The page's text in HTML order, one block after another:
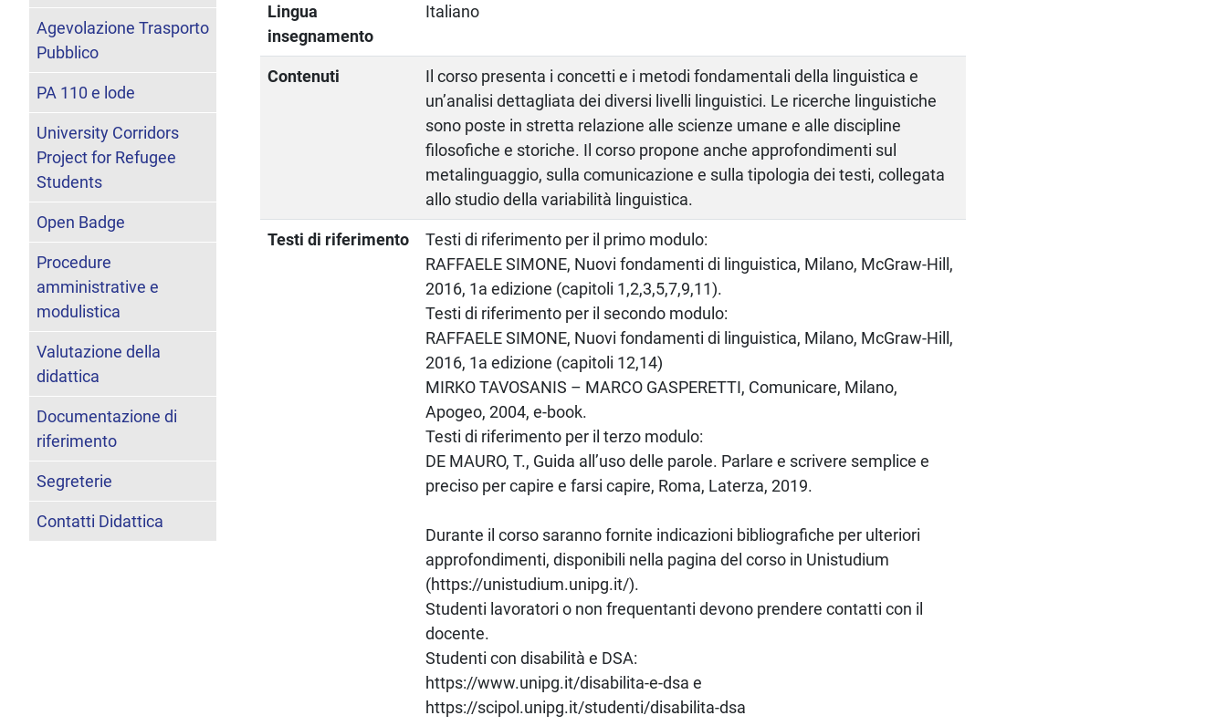
Lingua
insegnamento
Italiano
Contenuti
Il corso presenta i concetti e i metodi fondamentali della linguistica e
un’analisi dettagliata dei diversi livelli linguistici. Le ricerche linguistiche
sono poste in stretta relazione alle scienze umane e alle discipline
filosofiche e storiche. Il corso propone anche approfondimenti sul
metalinguaggio, sulla comunicazione e sulla tipologia dei testi, collegata
allo studio della variabilità linguistica.
Testi di riferimento
Testi di riferimento per il primo modulo:
RAFFAELE SIMONE, Nuovi fondamenti di linguistica, Milano, McGraw-Hill,
2016, 1a edizione (capitoli 1,2,3,5,7,9,11).
Testi di riferimento per il secondo modulo:
RAFFAELE SIMONE, Nuovi fondamenti di linguistica, Milano, McGraw-Hill,
2016, 1a edizione (capitoli 12,14)
MIRKO TAVOSANIS – MARCO GASPERETTI, Comunicare, Milano,
Apogeo, 2004, e-book.
Testi di riferimento per il terzo modulo:
DE MAURO, T., Guida all’uso delle parole. Parlare e scrivere semplice e
preciso per capire e farsi capire, Roma, Laterza, 2019.
Durante il corso saranno fornite indicazioni bibliografiche per ulteriori
approfondimenti, disponibili nella pagina del corso in Unistudium
(https://unistudium.unipg.it/).
Studenti lavoratori o non frequentanti devono prendere contatti con il
docente.
Studenti con disabilità e DSA:
https://www.unipg.it/disabilita-e-dsa e
https://scipol.unipg.it/studenti/disabilita-dsa
Agevolazione Trasporto
Pubblico
PA 110 e lode
University Corridors
Project for Refugee
Students
Open Badge
Procedure
amministrative e
modulistica
Valutazione della
didattica
Documentazione di
riferimento
Segreterie
Contatti Didattica